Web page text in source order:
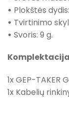
• Plokštės
• Tvirtinimo
• Svoris: 9 g.
1x GEP-TAKER
1x Kabelių